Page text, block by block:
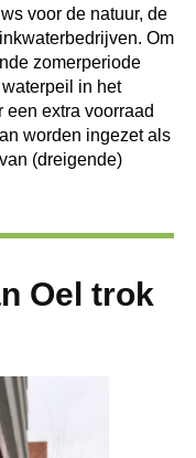
voor de natuur, de
Om
zomerperiode
in het
een extra voorraad
worden ingezet als
(dreigende)
Oel trok